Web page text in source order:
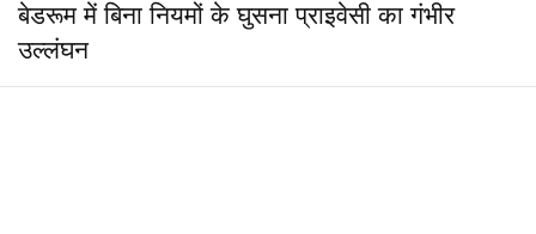
बेडरूम में बिना नियमों के घुसना प्राइवेसी का गंभीर
उल्लंघन